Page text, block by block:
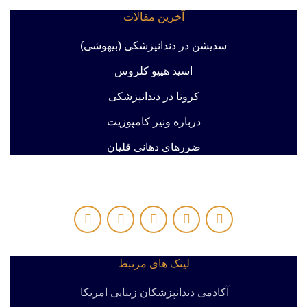
آخرین مقالات
سدیشن در دندانپزشکی (بیهوشی)
اسید هیپو کلروس
کرونا در دندانپزشکی
درباره ونیر کامپوزیت
ضررهای دهانی قلیان
لینک های مرتبط
آکادمی دندانپزشکان زیبایی امریکا